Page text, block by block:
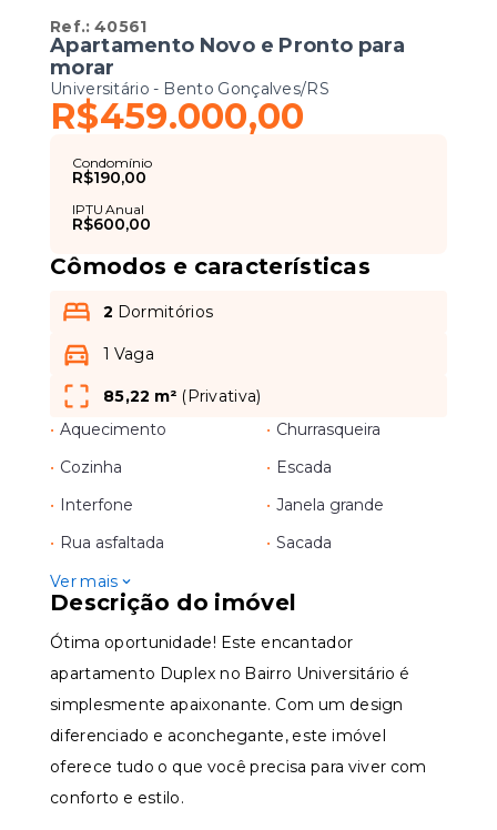
Ref.:40561
Apartamento Novo e Pronto para
morar
Universitário - Bento Gonçalves/RS
R$459.000,00
Condomínio
R$190,00
IPTU Anual
R$600,00
Cômodos e características
2 Dormitórios
1 Vaga
85,22 m² (Privativa)
• Aquecimento • Churrasqueira
• Cozinha • Escada
• Interfone • Janela grande
• Rua asfaltada • Sacada
Ver mais
Descrição do imóvel
Ótima oportunidade! Este encantador
apartamento Duplex no Bairro Universitário é
simplesmente apaixonante. Com um design
diferenciado e aconchegante, este imóvel
oferece tudo o que você precisa para viver com
conforto e estilo.